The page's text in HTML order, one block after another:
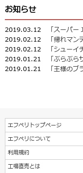
お知らせ
2019.03.12
「スーパ
2019.02.12
「帰れマ
2019.02.12
「シュー
2019.01.21
「ぶらぶ
2019.01.21
「王様の
エフペリトップページ
エフペリについて
利用規約
工場直売とは